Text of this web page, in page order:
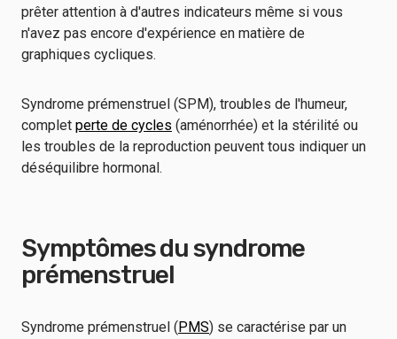
prêter attention à d'autres indicateurs même si vous
n'avez pas encore d'expérience en matière de
graphiques cycliques.
Syndrome prémenstruel (SPM), troubles de l'humeur,
complet perte de cycles (aménorrhée) et la stérilité ou
les troubles de la reproduction peuvent tous indiquer un
déséquilibre hormonal.
Symptômes du syndrome
prémenstruel
Syndrome prémenstruel (PMS) se caractérise par un